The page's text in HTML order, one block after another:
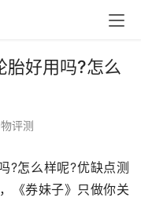
胎好用吗?怎么
评测
?怎么样呢?优缺点测
《券妹子》只做你关